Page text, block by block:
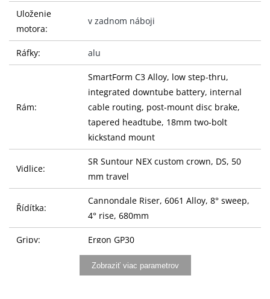
Uloženie
motora:
v zadnom náboji
Ráfky: alu
Rám:
SmartForm C3 Alloy, low step-thru,
integrated downtube battery, internal
cable routing, post-mount disc brake,
tapered headtube, 18mm two-bolt
kickstand mount
Vidlice:
SR Suntour NEX custom crown, DS, 50
mm travel
Řídítka:
Cannondale Riser, 6061 Alloy, 8° sweep,
4° rise, 680mm
Gripy: Ergon GP30
Cannondale Intellimount, 31.8
Zobraziť viac parametrov